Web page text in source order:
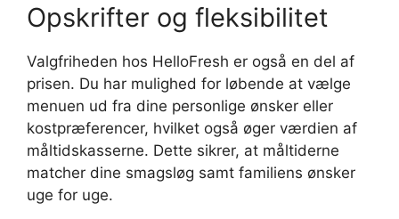
Opskrifter og fleksibilitet
Valgfriheden hos HelloFresh er også en del af
prisen. Du har mulighed for løbende at vælge
menuen ud fra dine personlige ønsker eller
kostpræferencer, hvilket også øger værdien af
måltidskasserne. Dette sikrer, at måltiderne
matcher dine smagsløg samt familiens ønsker
uge for uge.